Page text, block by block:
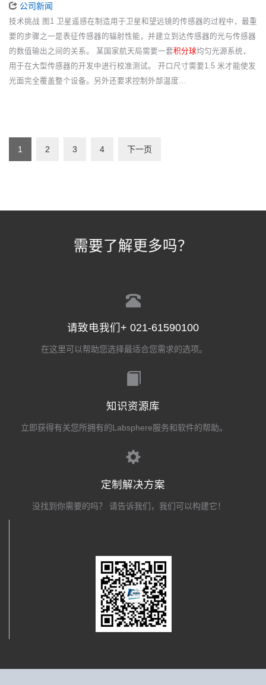
公司新闻
技术挑战 图1 卫星遥感在制造用于卫星和望远镜的传感器的过程中，最重
要的步骤之一是表征传感器的辐射性能，并建立到达传感器的光与传感器
的数值输出之间的关系。 某国家航天局需要一套积分球均匀光源系统，
用于在大型传感器的开发中进行校准测试。 开口尺寸需要1.5 米才能使发
光面完全覆盖整个设备。另外还要求控制外部温度…
1 2 3 4 下一页
需要了解更多吗？
请致电我们+ 021-61590100
在这里可以帮助您选择最适合您需求的选项。
知识资源库
立即获得有关您所拥有的Labsphere服务和软件的帮助。
定制解决方案
没找到你需要的吗？ 请告诉我们，我们可以构建它！